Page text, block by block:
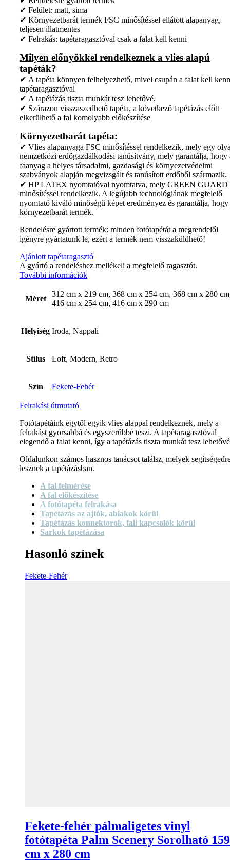
✔ Felület: matt, sima
✔ Környezetbarát termék FSC minősítéssel ellátott alapanyag,
teljesen illatmentes
✔ Felrakás: tapétaragasztóval csak a falat kell kenni
Milyen előnyökkel rendelkeznek a vlies alapú
tapéták?
✔ A tapéta könnyen felhelyezhető, mivel csupán a falat kell
tapétaragasztóval
✔ A tapétázás tiszta munkát tesz lehetővé.
✔ Szárazon visszaszedhető tapéta, a következő tapétázás előtt
elkerülhető a fal komolyabb előkészítése
Környezetbarát tapéta:
✔ Vlies alapanyaga FSC minősítéssel rendelkezik, mely egy
nemzetközi erdőgazdálkodási tanúsítvány, mely garantálja, hogy
faanyag a helyes társadalmi, gazdasági és környezetvédelmi
szabványok alapján megvizsgált és tanúsított erdőből származik.
✔ HP LATEX nyomtatóval nyomtatva, mely GREEN GUARD
minősítéssel rendelkezik. A legújabb technológiának megfelelő
nyomtató kiváló minőségű képet eredményez és garantálja, hogy
környezetbarát termék.
Rendelésre gyártott termék: minden fotótapétát a megrendelői
igényre gyártatunk le, ezért a termék nem visszaküldhető!
Ajánlott tapétaragasztó
A gyártó a rendeléshez mellékeli a megfelelő ragasztót.
További információk
Méret
312 cm x 219 cm, 368 cm x 254 cm, 368 cm x 280
416 cm x 254 cm, 416 cm x 290 cm
Helyiség Iroda, Nappali
Stílus Loft, Modern, Retro
Szín Fekete-Fehér
Felrakási útmutató
Fotótapétáink egytől egyik vlies alappal rendelkeznek, mely a
felrakást gyorsabbá és egyszerűbbé teszi. A tapétaragasztóval
elegendő a falat kenni, így a tapétázás tiszta munkát tesz
Oldalunkon számos hasznos tanácsot találsz, melyek
lesznek a tapétázásban.
A fal felmérése
A fal előkészítése
A fotótapéta felrakása
Tapétázás az ajtók, ablakok körül
Tapétázás konnektorok, fali kapcsolók körül
Sarkok tapétázása
Hasonló színek
Fekete-Fehér
Fekete-fehér pálmaligetes vinyl
fotótapéta Palm Scenery Sorolható 159
cm x 280 cm